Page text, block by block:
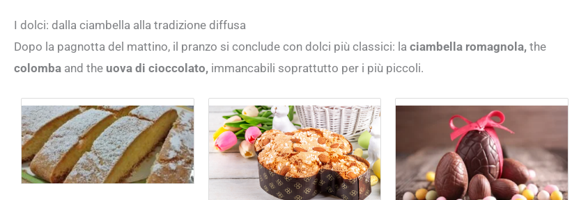
I dolci: dalla ciambella alla tradizione diffusa
Dopo la pagnotta del mattino, il pranzo si conclude con dolci più classici: la ciambella romagnola, the
colomba and the uova di cioccolato, immancabili soprattutto per i più piccoli.